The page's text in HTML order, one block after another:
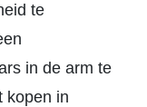
te
in de arm te
kopen in